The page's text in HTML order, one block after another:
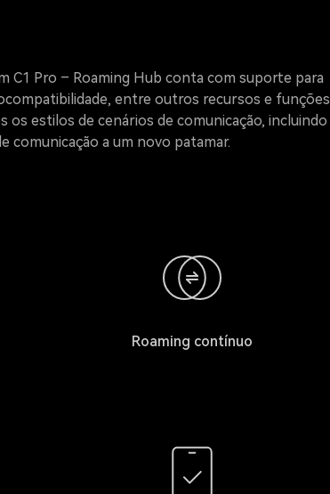
C1 Pro – Roaming Hub conta com suporte para
entre outros recursos e funções
estilos de cenários de comunicação, incluindo
comunicação a um novo patamar.
Roaming contínuo